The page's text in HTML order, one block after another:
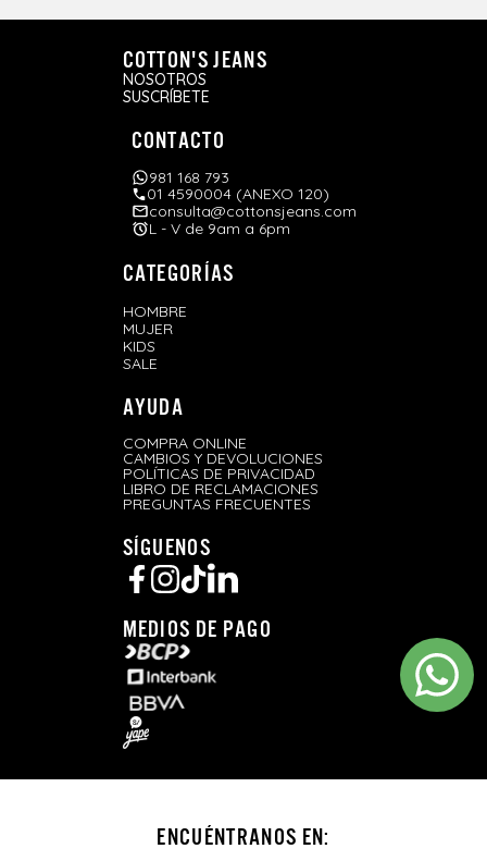
COTTON'S JEANS
NOSOTROS
SUSCRÍBETE
CONTACTO
981 168 793
01 4590004 (ANEXO 120)
consulta@cottonsjeans.com
L - V de 9am a 6pm
CATEGORÍAS
HOMBRE
MUJER
KIDS
SALE
AYUDA
COMPRA ONLINE
CAMBIOS Y DEVOLUCIONES
POLÍTICAS DE PRIVACIDAD
LIBRO DE RECLAMACIONES
PREGUNTAS FRECUENTES
SÍGUENOS
MEDIOS DE PAGO
ENCUÉNTRANOS EN: